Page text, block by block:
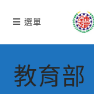
選單
教育